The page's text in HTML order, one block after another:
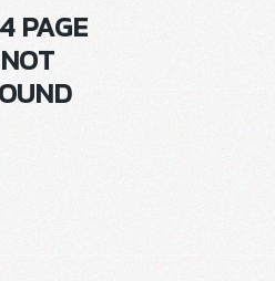
PAGE
NOT